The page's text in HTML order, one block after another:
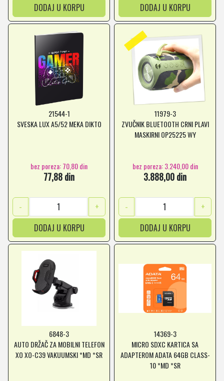
DODAJ U KORPU DODAJ U KORPU
21544-1
SVESKA LUX A5/52 MEKA DIKTO
bez poreza: 70,80 din
77,88 din
-
+
DODAJ U KORPU
11979-3
ZVUČNIK BLUETOOTH CRNI PLAVI
MASKIRNI OP25225 WY
bez poreza: 3.240,00 din
3.888,00 din
-
+
DODAJ U KORPU
6848-3
AUTO DRŽAČ ZA MOBILNI TELEFON
XO XO-C39 VAKUUMSKI *MD *SR
14369-3
MICRO SDXC KARTICA SA
ADAPTEROM ADATA 64GB CLASS-
10 *MD *SR